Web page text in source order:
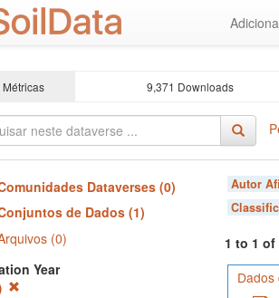
Métricas 9,371 Downloads
Dataverses (0)
de Dados (1)
(0)
Year
Autor
1 to 1
Dados